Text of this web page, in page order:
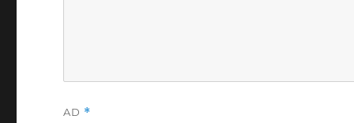
AD *